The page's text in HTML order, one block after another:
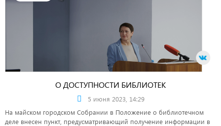
О ДОСТУПНОСТИ БИБЛИОТЕК
5 июня 2023, 14:29
На майском городском Собрании в Положение о библиотечном
деле внесен пункт, предусматривающий получение информации в